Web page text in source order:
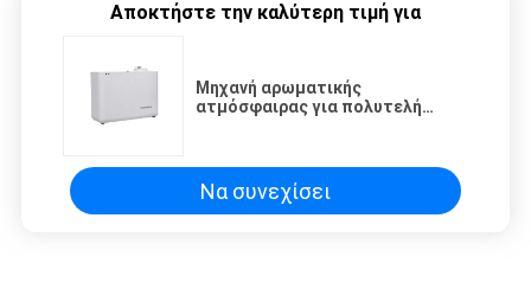
Αποκτήστε την καλύτερη τιμή για
Μηχανή αρωματικής
ατμόσφαιρας για πολυτελή
Να συνεχίσει